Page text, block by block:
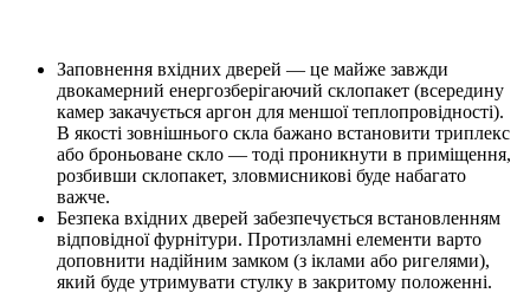
Заповнення вхідних дверей — це майже завжди
двокамерний енергозберігаючий склопакет (всередину
камер закачується аргон для меншої теплопровідності).
В якості зовнішнього скла бажано встановити триплекс
або броньоване скло — тоді проникнути в приміщення,
розбивши склопакет, зловмисникові буде набагато
важче.
Безпека вхідних дверей забезпечується встановленням
відповідної фурнітури. Протизламні елементи варто
доповнити надійним замком (з іклами або ригелями),
який буде утримувати стулку в закритому положенні.